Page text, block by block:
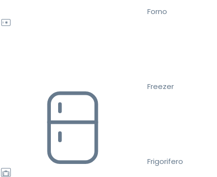
Forno
Freezer
Frigorifero